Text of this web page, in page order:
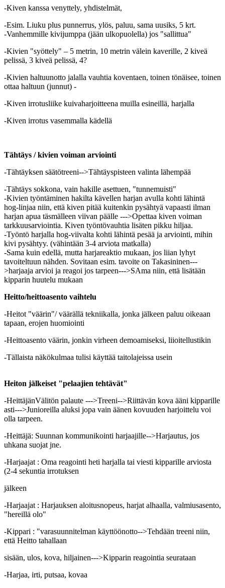
-Kiven kanssa venyttely, yhdistelmät,
-Esim. Liuku plus punnerrus, ylös, paluu, sama uusiks, 5 krt.
-Vanhemmille kivijumppa (jään ulkopuolella) jos "sallittua"
-Kivien "syöttely" – 5 metrin, 10 metrin välein kaverille, 2 kiveä
pelissä, 3 kiveä pelissä, 4?
-Kivien haltuunotto jalalla vauhtia koventaen, toinen tönäisee, toinen
ottaa haltuun (junnut) -
-Kiven irrotusliike kuivaharjoitteena muilla esineillä, harjalla
-Kiven irrotus vasemmalla kädellä
Tähtäys / kivien voiman arviointi
-Tähtäyksen säätötreeni-->Tähtäyspisteen valinta lähempää
-Tähtäys sokkona, vain hakille asettuen, "tunnemuisti"
-Kivien työntäminen hakilta kävellen harjan avulla kohti lähintä
hog-linjaa niin, että kiven pitää kuitenkin pysähtyä vapaasti ilman
harjan apua täsmälleen viivan päälle --->Opettaa kiven voiman
tarkkuusarviointia. Kiven työntövauhtia lisäten pikku hiljaa.
-Työntö harjalla hog-viivalta kohti lähintä pesää ja arviointi, mihin
kivi pysähtyy. (vähintään 3-4 arviota matkalla)
-Sama kuin edellä, mutta harjareaktio mukaan, jos liian lyhyt
tavoiteltuun nähden. Sovitaan esim. tavoite on Takasininen---
>harjaaja arvioi ja reagoi jos tarpeen--->SAma niin, että lisätään
kipparin huutelu mukaan
Heitto/heittoasento vaihtelu
-Heitot "väärin"/ väärällä tekniikalla, jonka jälkeen paluu oikeaan
tapaan, erojen huomiointi
-Heittoasento väärin, jonkin virheen demoamiseksi, liioitellustikin
-Tällaista näkökulmaa tulisi käyttää taitolajeissa usein
Heiton jälkeiset "pelaajien tehtävät"
-HeittäjänVälitön palaute --->Treeni-->Riittävän kova ääni kipparille
asti--->Junioreilla aluksi jopa vain äänen kovuuden harjoittelu voi
olla tarpeen.
-Heittäjä: Suunnan kommunikointi harjaajille-->Harjautus, jos
uhkana suojat jne.
-Harjaajat : Oma reagointi heti harjalla tai viesti kipparille arviosta
(2-4 sekuntia irrotuksen
jälkeen
-Harjaajat : Harjauksen aloitusnopeus, harjat alhaalla, valmiusasento,
"hereillä olo"
-Kippari : "varasuunnitelman käyttöönotto-->Tehdään treeni niin,
että Heitto tahallaan
sisään, ulos, kova, hiljainen--->Kipparin reagointia seurataan
-Harjaa, irti, putsaa, kovaa